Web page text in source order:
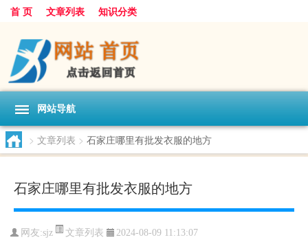
首 页 文章列表 知识分类
网站导航
> 文章列表 > 石家庄哪里有批发衣服的地方
石家庄哪里有批发衣服的地方
网友:sjz 文章列表 2024-08-09 11:13:07